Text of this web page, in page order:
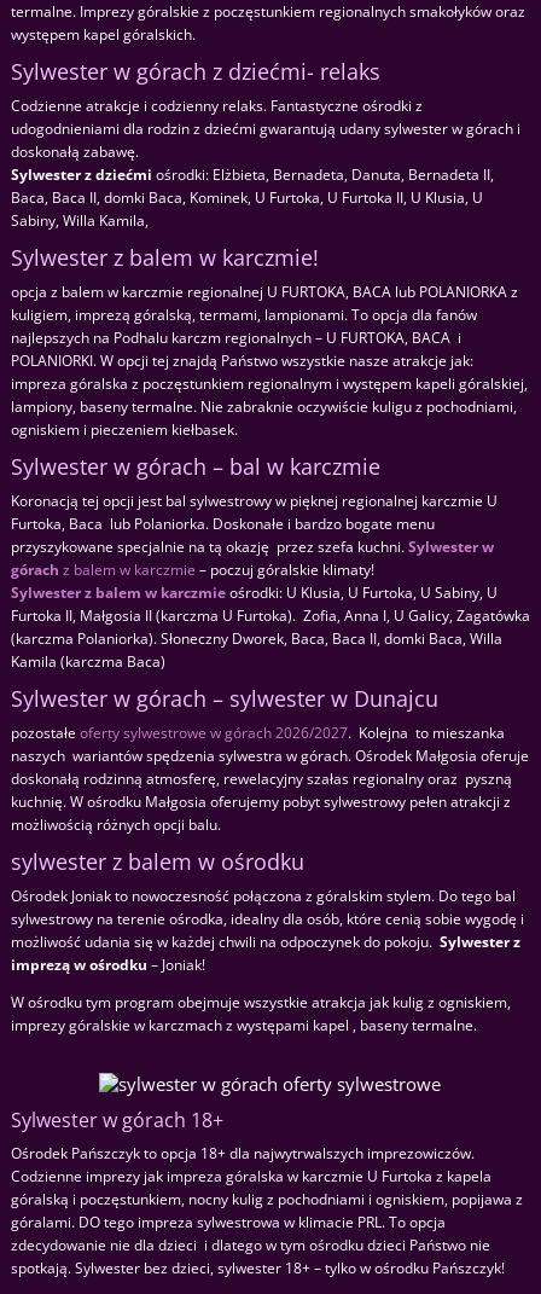
termalne. Imprezy góralskie z poczęstunkiem regionalnych smakołyków oraz
występem kapel góralskich.
Sylwester w górach z dziećmi- relaks
Codzienne atrakcje i codzienny relaks. Fantastyczne ośrodki z
udogodnieniami dla rodzin z dziećmi gwarantują udany sylwester w górach i
doskonałą zabawę.
Sylwester z dziećmi ośrodki: Elżbieta, Bernadeta, Danuta, Bernadeta II,
Baca, Baca II, domki Baca, Kominek, U Furtoka, U Furtoka II, U Klusia, U
Sabiny, Willa Kamila,
Sylwester z balem w karczmie!
opcja z balem w karczmie regionalnej U FURTOKA, BACA lub POLANIORKA z
kuligiem, imprezą góralską, termami, lampionami. To opcja dla fanów
najlepszych na Podhalu karczm regionalnych – U FURTOKA, BACA i
POLANIORKI. W opcji tej znajdą Państwo wszystkie nasze atrakcje jak:
impreza góralska z poczęstunkiem regionalnym i występem kapeli góralskiej,
lampiony, baseny termalne. Nie zabraknie oczywiście kuligu z pochodniami,
ogniskiem i pieczeniem kiełbasek.
Sylwester w górach – bal w karczmie
Koronacją tej opcji jest bal sylwestrowy w pięknej regionalnej karczmie U
Furtoka, Baca lub Polaniorka. Doskonałe i bardzo bogate menu
przyszykowane specjalnie na tą okazję przez szefa kuchni.Sylwester w
górach z balem w karczmie – poczuj góralskie klimaty!
Sylwester z balem w karczmieośrodki: U Klusia, U Furtoka, U Sabiny, U
Furtoka II, Małgosia II (karczma U Furtoka). Zofia, Anna I, U Galicy, Zagatówka
(karczma Polaniorka). Słoneczny Dworek, Baca, Baca II, domki Baca, Willa
Kamila (karczma Baca)
Sylwester w górach – sylwester w Dunajcu
pozostałe oferty sylwestrowe w górach 2026/2027. Kolejna to mieszanka
naszych wariantów spędzenia sylwestra w górach. Ośrodek Małgosia oferuje
doskonałą rodzinną atmosferę, rewelacyjny szałas regionalny oraz pyszną
kuchnię. W ośrodku Małgosia oferujemy pobyt sylwestrowy pełen atrakcji z
możliwością różnych opcji balu.
sylwester z balem w ośrodku
Ośrodek Joniak to nowoczesność połączona z góralskim stylem. Do tego bal
sylwestrowy na terenie ośrodka, idealny dla osób, które cenią sobie wygodę i
możliwość udania się w każdej chwili na odpoczynek do pokoju. Sylwester z
imprezą w ośrodku – Joniak!
W ośrodku tym program obejmuje wszystkie atrakcja jak kulig z ogniskiem,
imprezy góralskie w karczmach z występami kapel , baseny termalne.
Sylwester w górach 18+
Ośrodek Pańszczyk to opcja 18+ dla najwytrwalszych imprezowiczów.
Codzienne imprezy jak impreza góralska w karczmie U Furtoka z kapela
góralską i poczęstunkiem, nocny kulig z pochodniami i ogniskiem, popijawa z
góralami. DO tego impreza sylwestrowa w klimacie PRL. To opcja
zdecydowanie nie dla dzieci i dlatego w tym ośrodku dzieci Państwo nie
spotkają. Sylwester bez dzieci, sylwester 18+ – tylko w ośrodku Pańszczyk!